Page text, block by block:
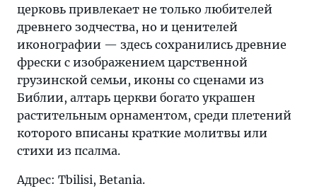
церковь привлекает не только любителей
древнего зодчества, но и ценителей
иконографии — здесь сохранились древние
фрески с изображением царственной
грузинской семьи, иконы со сценами из
Библии, алтарь церкви богато украшен
растительным орнаментом, среди плетений
которого вписаны краткие молитвы или
стихи из псалма.
Адрес: Tbilisi, Betania.